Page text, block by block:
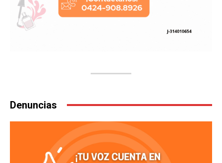
Denuncias